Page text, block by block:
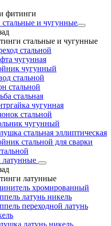
фитинги
и чугунные
стальные и чугунные
стальной
чугунная
чугунный
стальной
стальной
стальная
чугунная
стальной
чугунный
стальная эллиптическая
стальной для сварки
латунные
хромированный
латунь никель
переходной латунь
латунь никель